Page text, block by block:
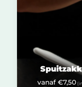
vanaf €7,50